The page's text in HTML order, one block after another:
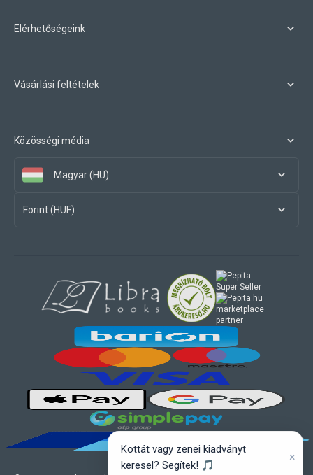
Elérhetőségeink
Vásárlási feltételek
Közösségi média
Magyar (HU)
Forint (HUF)
marketplace
partner
Kottát vagy zenei kiadványt
keresel? Segítek! 🎵
×